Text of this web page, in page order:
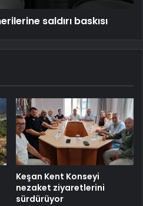
saldırı baskısı
Keşan Kent Konseyi
nezaket ziyaretlerini
sürdürüyor